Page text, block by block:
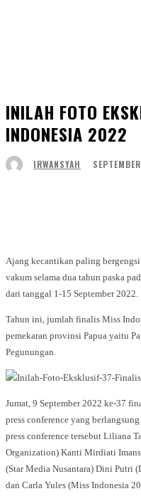
INILAH FOTO
INDONESIA 2022
IRWANSYAH
Ajang kecantikan paling
vakum selama dua tahun paska
dari tanggal 1-15 September 2022.
Tahun ini, jumlah finalis Miss
pemekaran provinsi Papua yaitu
Pegunungan.
Jumat, 9 September 2022 ke-37
press conference yang
press conference tersebut Liliana
Organization) Kanti Mirdiati
(Star Media Nusantara) Dini Putri
dan Carla Yules (Miss Indonesia